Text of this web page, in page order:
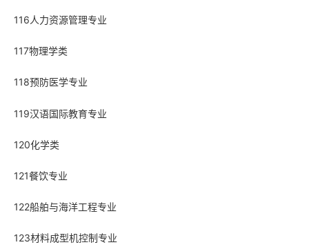
116人力资源管理专业
117物理学类
118预防医学专业
119汉语国际教育专业
120化学类
121餐饮专业
122船舶与海洋工程专业
123材料成型机控制专业